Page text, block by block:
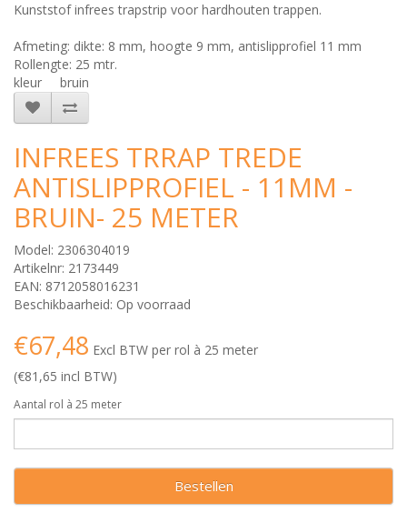
Kunststof infrees trapstrip voor hardhouten trappen.
Afmeting: dikte: 8 mm, hoogte 9 mm, antislipprofiel 11 mm
Rollengte: 25 mtr.
kleur
bruin
INFREES TRRAP TREDE
ANTISLIPPROFIEL - 11MM -
BRUIN- 25 METER
Model: 2306304019
Artikelnr: 2173449
EAN: 8712058016231
Beschikbaarheid: Op voorraad
€67,48 Excl BTW per rol à 25 meter
(€81,65 incl BTW)
Aantal rol à 25 meter
Bestellen